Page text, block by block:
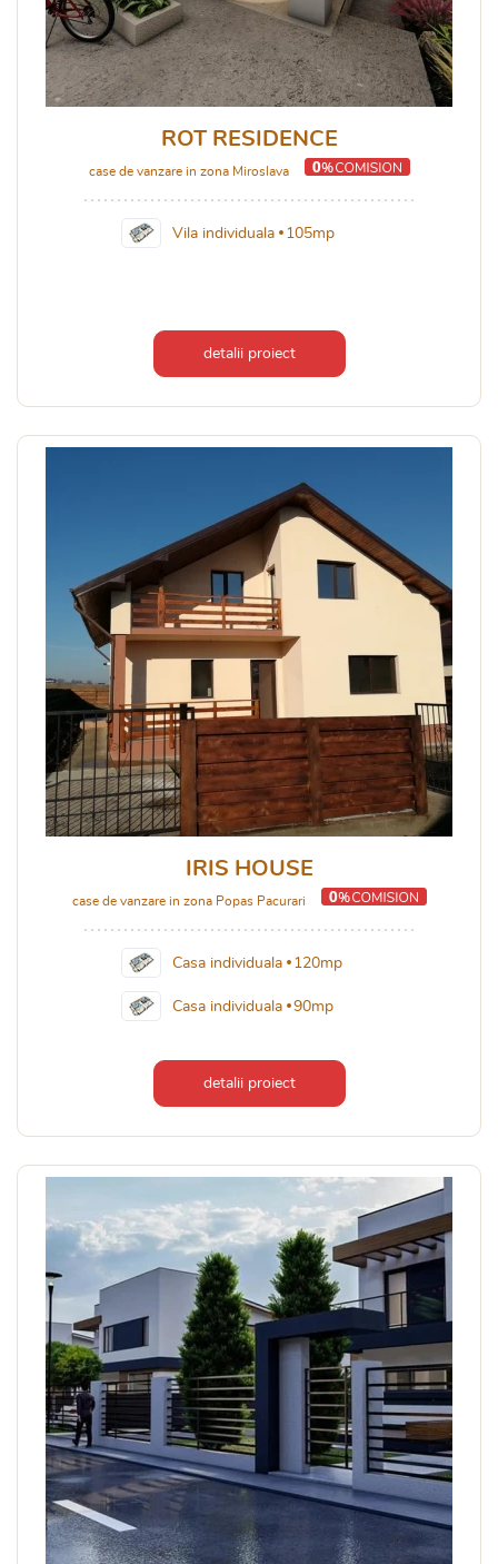
ROT RESIDENCE
case de vanzare in zona Miroslava
Vila individuala 105mp
detalii proiect
IRIS HOUSE
case de vanzare in zona Popas Pacurari
Casa individuala 120mp
Casa individuala 90mp
detalii proiect